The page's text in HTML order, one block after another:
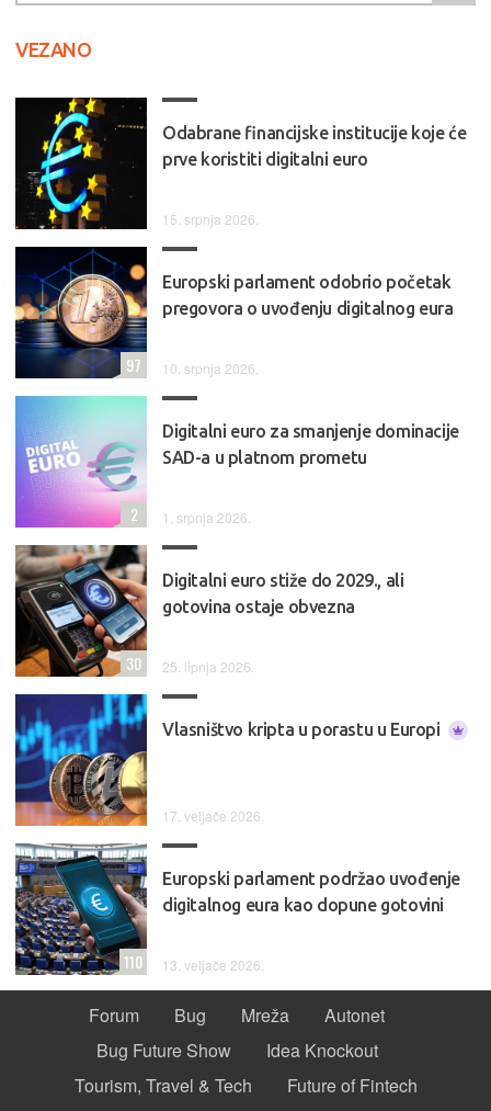
VEZANO
Odabrane financijske institucije koje će
prve koristiti digitalni euro
15. srpnja 2026.
Europski parlament odobrio početak
pregovora o uvođenju digitalnog eura
10. srpnja 2026.
97
Digitalni euro za smanjenje dominacije
SAD-a u platnom prometu
1. srpnja 2026.
2
Digitalni euro stiže do 2029., ali
gotovina ostaje obvezna
25. lipnja 2026.
30
Vlasništvo kripta u porastu u Europi
17. veljače 2026.
Europski parlament podržao uvođenje
digitalnog eura kao dopune gotovini
13. veljače 2026.
110
Forum Bug Mreža
Autonet
Bug Future Show
Idea Knockout
Tourism, Travel & Tech
Future of Fintech